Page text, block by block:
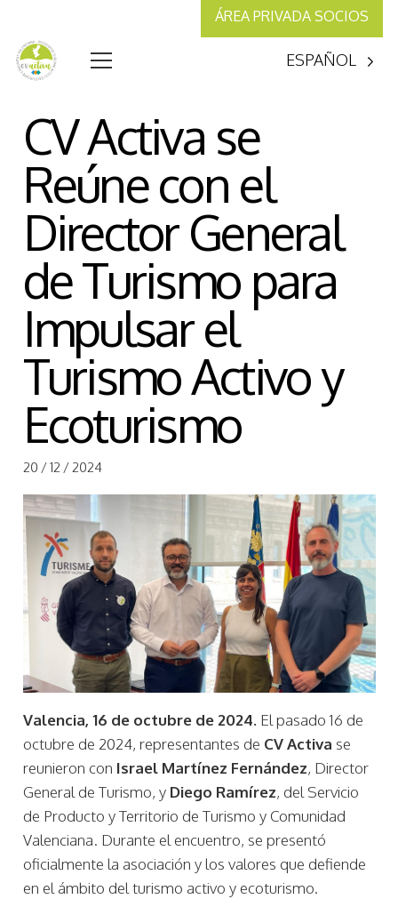
ÁREA PRIVADA SOCIOS
ESPAÑOL
CV Activa se
Reúne con el
Director General
de Turismo para
Impulsar el
Turismo Activo y
Ecoturismo
20 / 12 / 2024
Valencia, 16 de octubre de 2024. El pasado 16 de
octubre de 2024, representantes de CV Activa se
reunieron con Israel Martínez Fernández, Director
General de Turismo, y Diego Ramírez, del Servicio
de Producto y Territorio de Turismo y Comunidad
Valenciana. Durante el encuentro, se presentó
oficialmente la asociación y los valores que defiende
en el ámbito del turismo activo y ecoturismo.